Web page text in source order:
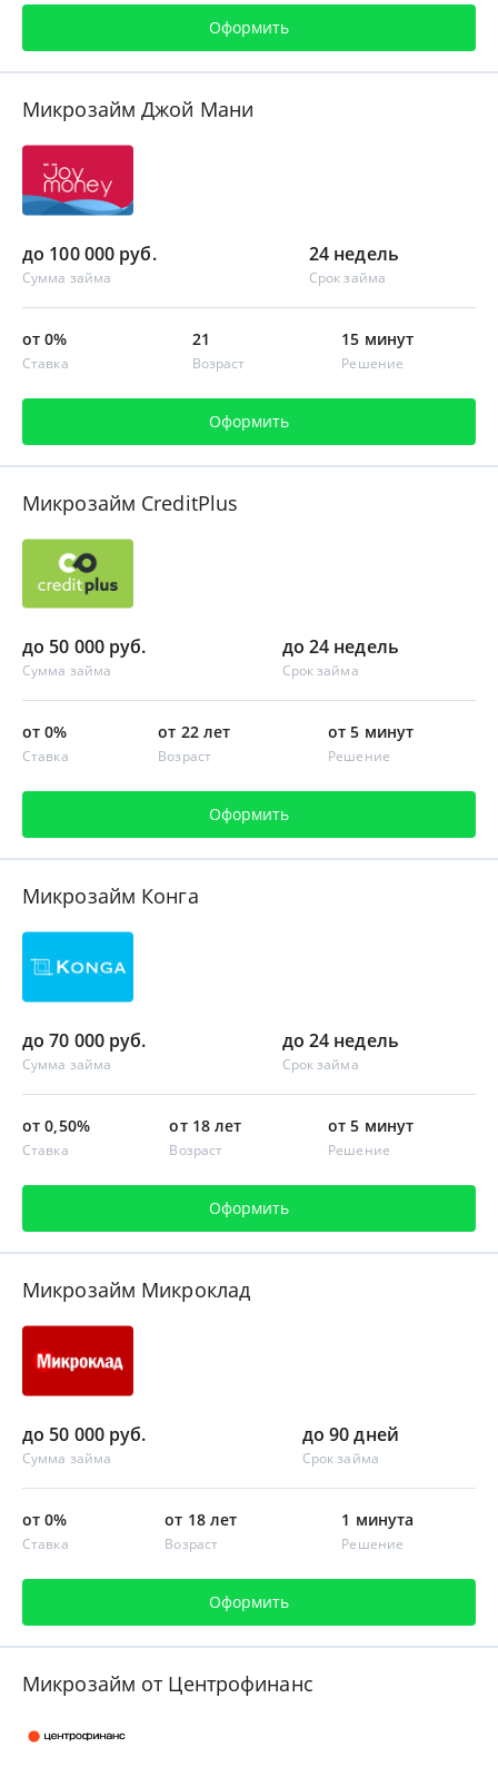
Оформить
Микрозайм Джой Мани
до 100 000 руб.
Сумма займа
24 недель
Срок займа
от 0%
Ставка
21
Возраст
15 минут
Решение
Оформить
Микрозайм CreditPlus
до 50 000 руб.
Сумма займа
до 24 недель
Срок займа
от 0%
Ставка
от 22 лет
Возраст
от 5 минут
Решение
Оформить
Микрозайм Конга
до 70 000 руб.
Сумма займа
до 24 недель
Срок займа
от 0,50%
Ставка
от 18 лет
Возраст
от 5 минут
Решение
Оформить
Микрозайм Микроклад
до 50 000 руб.
Сумма займа
до 90 дней
Срок займа
от 0%
Ставка
от 18 лет
Возраст
1 минута
Решение
Оформить
Микрозайм от Центрофинанс